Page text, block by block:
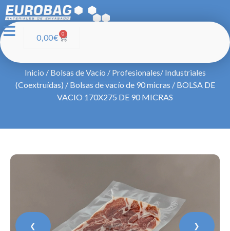
0,00€ 0
Inicio / Bolsas de Vacío / Profesionales/ Industriales
(Coextruídas) / Bolsas de vacío de 90 micras / BOLSA DE
VACIO 170X275 DE 90 MICRAS
❮ ❯